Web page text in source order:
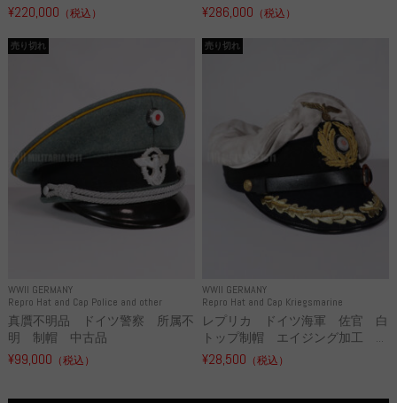
¥220,000 （税込） ¥286,000 （税込）
WWII GERMANY
Repro Hat and Cap Police and other
売り切れ
真贋不明品 ドイツ警察 所属不
明 制帽 中古品
¥99,000 （税込）
WWII GERMANY
Repro Hat and Cap Kriegsmarine
売り切れ
レプリカ ドイツ海軍 佐官 白
トップ制帽 エイジング加工 ...
¥28,500 （税込）